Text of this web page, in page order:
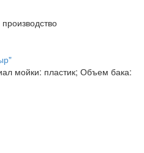
мойки: пластик; Объем бака: